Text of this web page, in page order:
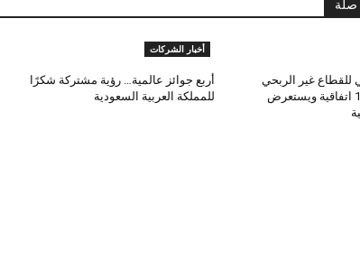
صلة
للقطاع غير الربحي
يشهد توقيع 142 اتفاقية ويستعرض
أخبار الشركات
أربع جوائز عالمية… رؤية مشتركة شكرًا
للمملكة العربية السعودية